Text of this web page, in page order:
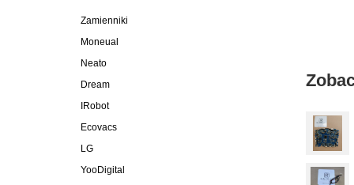
Zamienniki
Moneual
Neato
Dream
IRobot
Ecovacs
LG
YooDigital